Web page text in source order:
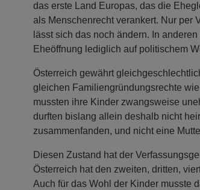
das erste Land Europas, das die
als Menschenrecht verankert. Nur per
lässt sich das noch ändern. In
Eheöffnung lediglich auf politischem
Österreich gewährt
gleichen Familiengründungsrechte
mussten ihre Kinder zwangsweise
durften bislang allein deshalb nicht
zusammenfanden, und nicht eine
Diesen Zustand hat der
Österreich hat den zweiten, dritten,
Auch für das Wohl der Kinder musste